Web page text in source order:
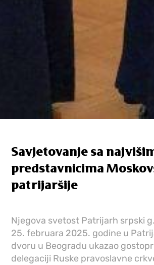
Savjetovanje sa
predstavnicima
patrijaršije
Njegova svetost Patrijarh srpski
25. februara 2025. godine u
dvoru u Beogradu ukazao
delegaciji Ruske pravoslavne